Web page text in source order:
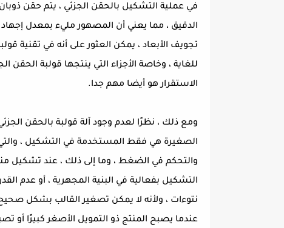
في عملية التشكيل بالحقن الجزئي ، يتم حقن
الدقيق ، مما يعني أن المصهور مليء بمعدل
تجويف الأبعاد ، يمكن العثور على أنه في تقنية
للغاية ، وخاصة الأجزاء التي ينتجها قولبة الحقن
الاستقرار هو أيضا مهم جدا.
ومع ذلك ، نظرًا لعدم وجود آلة قولبة بالحقن
الصغيرة هي فقط المستخدمة في التشكيل ،
والتحكم في الضغط ، وما إلى ذلك ، عند تشكيل
التشكيل بفعالية في البنية المجهرية ، أو عدم
نتوءات ، ولأنه لا يمكن تصغير القالب بشكل
عندما يصبح المنتج ذو التمويل الأصغر كبيرًا